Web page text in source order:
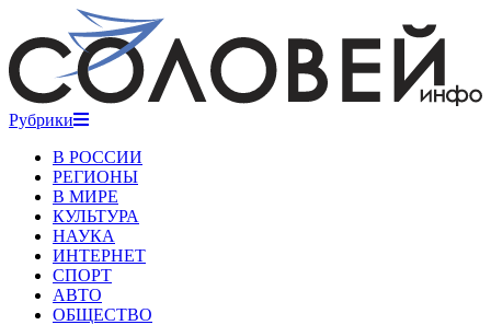
Рубрики
В РОССИИ
РЕГИОНЫ
В МИРЕ
КУЛЬТУРА
НАУКА
ИНТЕРНЕТ
СПОРТ
АВТО
ОБЩЕСТВО